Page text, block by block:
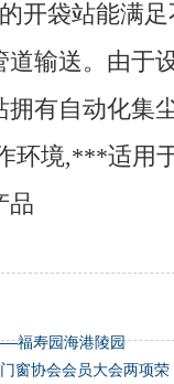
开袋站能满
输送。由于
有自动化集
环境,***适用
品
福寿园海港陵园
窗协会会员大会两项荣